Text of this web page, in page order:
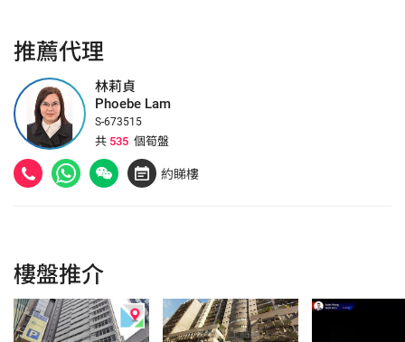
推薦代理
林莉貞
Phoebe Lam
S-673515
共 535 個筍盤
約睇樓
樓盤推介